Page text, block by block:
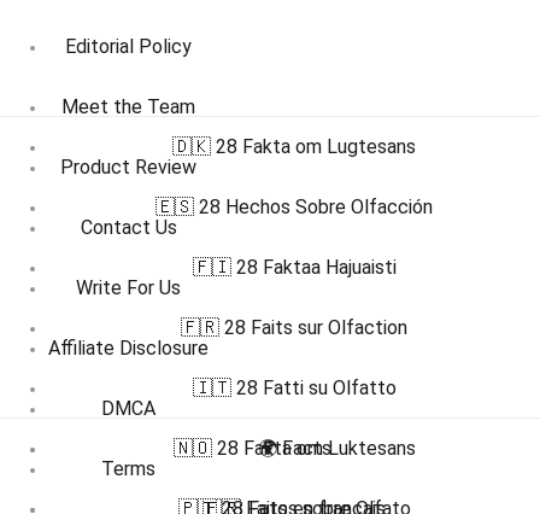
Editorial Policy
Meet the Team
Product Review
Contact Us
Write For Us
Affiliate Disclosure
DMCA
Terms
🇩🇰 28 Fakta om Lugtesans
🇪🇸 28 Hechos Sobre Olfacción
🇫🇮 28 Faktaa Hajuaisti
🇫🇷 28 Faits sur Olfaction
🇮🇹 28 Fatti su Olfatto
🇳🇴 28 Fakta om Luktesans
🇵🇹 28 Fatos sobre Olfato
🌍 Facts
🇫🇷 Faits en français